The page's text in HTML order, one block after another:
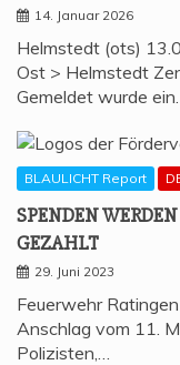
14. Januar 2026
Helmstedt (ots)
Ost > Helmstedt
Gemeldet wurde ein…
BLAULICHT Report
SPEN­DEN
GEZAHLT
29. Juni 2023
Feuerwehr
Anschlag vom 11.
Polizisten,…